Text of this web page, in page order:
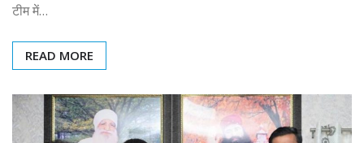
टीम में…
READ MORE